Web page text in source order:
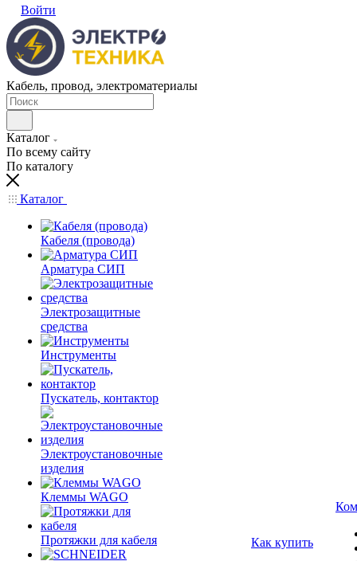
Войти
Кабель, провод, электроматериалы
Каталог
По всему сайту
По каталогу
Каталог
Кабеля (провода)
Арматура СИП
Электрозащитные
средства
Инструменты
Пускатель, контактор
Электроустановочные
изделия
Клеммы WAGO
Протяжки для кабеля
Как купить